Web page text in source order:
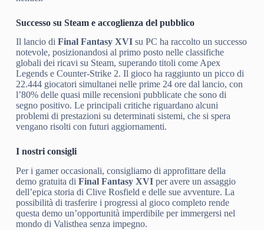
Successo su Steam e accoglienza del pubblico
Il lancio di Final Fantasy XVIsu PC ha raccolto un successo
notevole, posizionandosi al primo posto nelle classifiche
globali dei ricavi su Steam, superando titoli come Apex
Legends e Counter-Strike 2. Il gioco ha raggiunto un picco di
22.444 giocatori simultanei nelle prime 24 ore dal lancio, con
l’80% delle quasi mille recensioni pubblicate che sono di
segno positivo. Le principali critiche riguardano alcuni
problemi di prestazioni su determinati sistemi, che si spera
vengano risolti con futuri aggiornamenti.
I nostri consigli
Per i gamer occasionali, consigliamo di approfittare della
demo gratuita di Final Fantasy XVIper avere un assaggio
dell’epica storia di Clive Rosfield e delle sue avventure. La
possibilità di trasferire i progressi al gioco completo rende
questa demo un’opportunità imperdibile per immergersi nel
mondo di Valisthea senza impegno.